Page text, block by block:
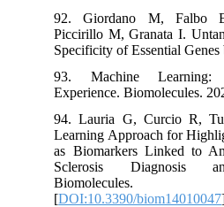
92. Giordano M, Falbo
Piccirillo M, Granata I.
Specificity of Essential
93. Machine
Experience. Biomolecules.
94. Lauria G, Curcio R,
Learning Approach for
as Biomarkers Linked to
Sclerosis Diagnosis
Biomolecules.
[DOI:10.3390/